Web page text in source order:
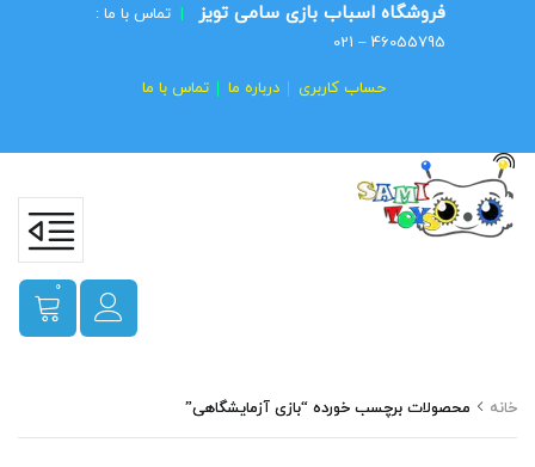
فروشگاه اسباب بازی سامی تویز | تماس با ما :
46055795 – 021
حساب کاربری درباره ما تماس با ما
0
خانه محصولات برچسب خورده “بازی آزمایشگاهی”